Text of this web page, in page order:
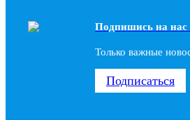
Подпишись на наc
Только важные
Подписаться